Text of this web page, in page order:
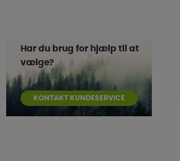
Har du brug for hjælp til at
vælge?
KONTAKT KUNDESERVICE